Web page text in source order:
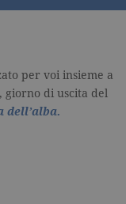
per voi insieme a
giorno di uscita del
dell’alba.